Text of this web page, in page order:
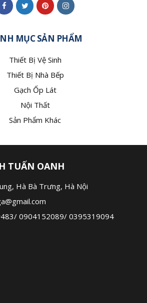
MỤC SẢN PHẨM
Thiết Bị Vệ Sinh
Thiết Bị Nhà Bếp
Gạch Ốp Lát
Nội Thất
Sản Phẩm Khác
TUẤN OANH
Hà Bà Trưng, Hà Nội
/ 0904152089/ 0395319094